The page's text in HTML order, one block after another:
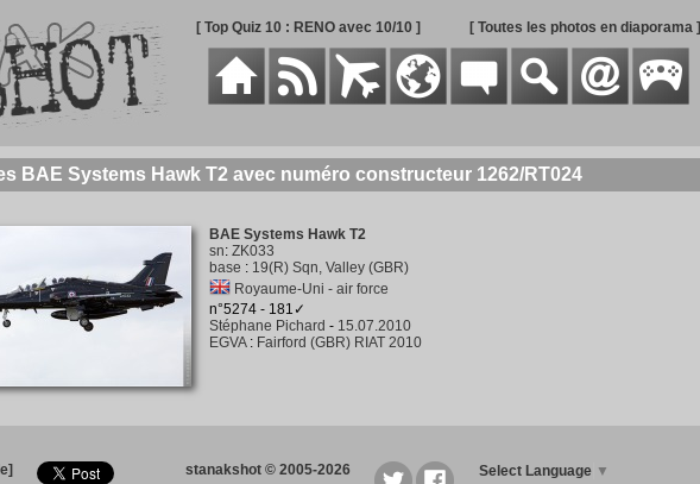
[ Top Quiz 10 : RENO avec 10/10 ] [ Toutes les photos en diaporama ]
BAE Systems Hawk T2 avec numéro constructeur 1262/RT024
BAE Systems Hawk T2
sn: ZK033
base : 19(R) Sqn, Valley (GBR)
Royaume-Uni - air force
n°5274 - 181✓
Stéphane Pichard - 15.07.2010
EGVA: Fairford (GBR) RIAT 2010
stanakshot © 2005-2026 Select Language ▼